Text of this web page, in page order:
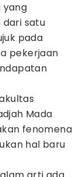
yang
satu
pada
pekerjaan
Mada
fenomena
hal baru